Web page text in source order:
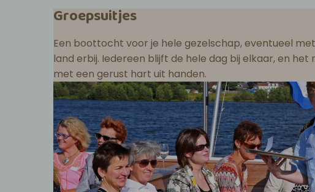
Groepsuitjes
Een boottocht voor je hele gezelschap, eventueel
land erbij. Iedereen blijft de hele dag bij elkaar, en het
met een gerust hart uit handen.